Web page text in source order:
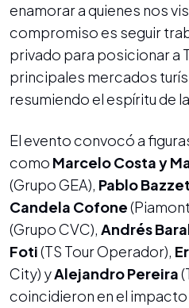
enamorar a quienes nos
compromiso es seguir
privado para posicionar a
principales mercados
resumiendo el espíritu de
El evento convocó a
como Marcelo Costa y
(Grupo GEA), Pablo
Candela Cofone
(Grupo CVC), Andrés
Foti(TS Tour Operador),
City) yAlejandro Pereira
coincidieron en el